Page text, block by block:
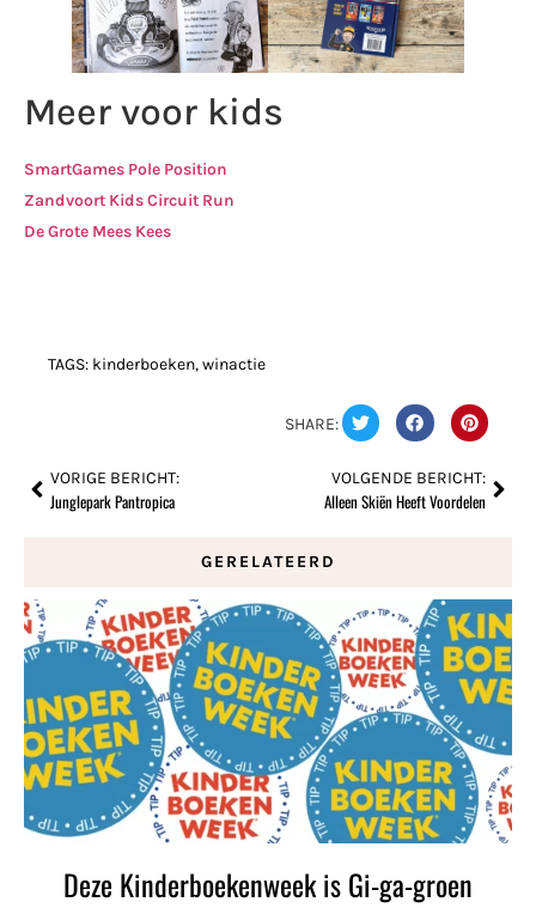
Meer voor kids
SmartGames Pole Position
Zandvoort Kids Circuit Run
De Grote Mees Kees
TAGS: kinderboeken,winactie
SHARE:
VORIGE BERICHT:
Junglepark Pantropica
VOLGENDE BERICHT:
Alleen Skiën Heeft Voordelen
GERELATEERD
Deze Kinderboekenweek is Gi-ga-groen